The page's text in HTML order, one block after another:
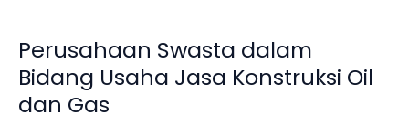
Perusahaan Swasta dalam
Bidang Usaha Jasa Konstruksi Oil
dan Gas
Perusahaan
Swasta
dalam
Bidang